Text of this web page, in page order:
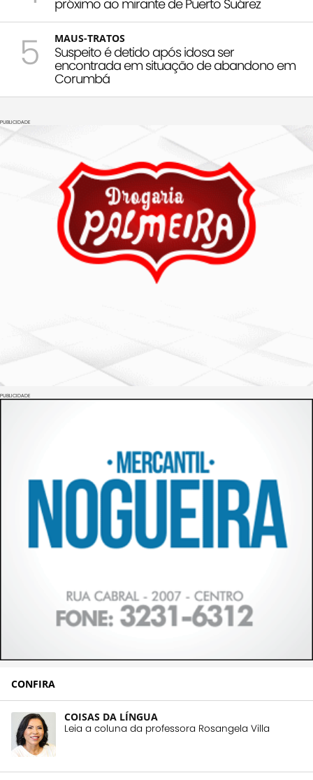
próximo ao mirante de Puerto Suárez
5 MAUS-TRATOS
Suspeito é detido após idosa ser
encontrada em situação de abandono em
Corumbá
PUBLICIDADE
PUBLICIDADE
CONFIRA
COISAS DA LÍNGUA
Leia a coluna da professora Rosangela Villa